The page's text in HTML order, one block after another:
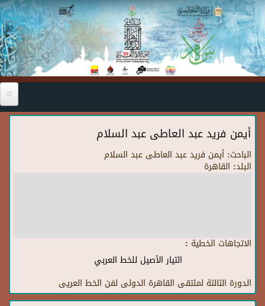
Skip to main content
أيمن فريد عبد العاطى عبد السلام
الباحث: أيمن فريد عبد العاطى عبد السلام
البلد: القاهرة
الاتجاهات الخطية :
التيار الأصيل للخط العربي
الدورة الثالثة لملتقى القاهرة الدولى لفن الخط العريى